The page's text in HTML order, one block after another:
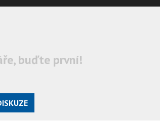
buďte první!